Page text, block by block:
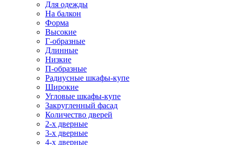
Для одежды
На балкон
Форма
Высокие
Г-образные
Длинные
Низкие
П-образные
Радиусные шкафы-купе
Широкие
Угловые шкафы-купе
Закругленный фасад
Количество дверей
2-х дверные
3-х дверные
4-х дверные